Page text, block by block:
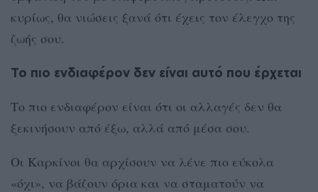
κυρίως, θα νιώσεις ξανά ότι έχεις τον έλεγχο της
ζωής σου.
Το πιο ενδιαφέρον δεν είναι αυτό που έρχεται
Το πιο ενδιαφέρον είναι ότι οι αλλαγές δεν θα
ξεκινήσουν από έξω, αλλά από μέσα σου.
Οι Καρκίνοι θα αρχίσουν να λένε πιο εύκολα
«όχι», να βάζουν όρια και να σταματούν να